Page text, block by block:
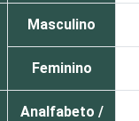
Masculino
Feminino
Analfabeto /